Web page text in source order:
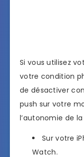
Si vous utilisez
votre condition
de désactiver
push sur votre
l’autonomie de
Sur votre
Watch.